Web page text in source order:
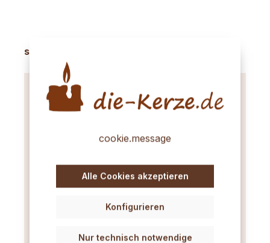
Produktgalerie überspringen
sinnvolles Zubehör
cookie.message
Nur technisch notwendige
Konfigurieren
Alle Cookies akzeptieren